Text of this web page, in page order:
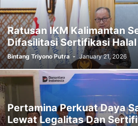
SERTIFIKASI SYARIAH TECH
Ratusan IKM Kalimantan
Difasilitasi Sertifikasi
Bintang Triyono Putra - January 21, 2026
Pertamina Perkuat Daya
Lewat Legalitas Dan